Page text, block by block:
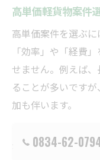
高単価軽貨物案件
高単価案件を選ぶ
「効率」や「経費
せません。例えば
ることが多いです
加も伴います。
シミュレーション
なく「1時間あたり
0834-62-